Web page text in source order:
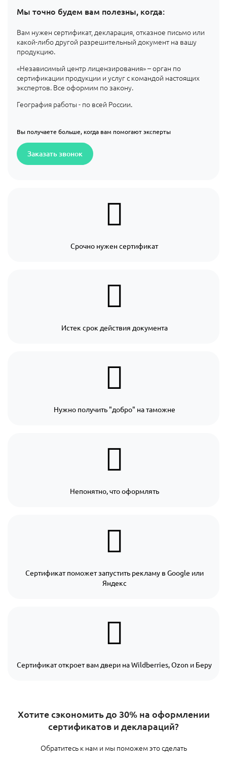
Мы точно будем вам полезны, когда:
Вам нужен сертификат, декларация, отказное письмо или
какой-либо другой разрешительный документ на вашу
продукцию.
«Независимый центр лицензирования» – орган по
сертификации продукции и услуг с командой настоящих
экспертов. Все оформим по закону.
География работы - по всей России.
Вы получаете больше, когда вам помогают эксперты
Заказать звонок
Срочно нужен сертификат
Истек срок действия документа
Нужно получить "добро" на таможне
Непонятно, что оформлять
Сертификат поможет запустить рекламу в Google или
Яндекс
Сертификат откроет вам двери на Wildberries, Ozon и Беру
Хотите сэкономить до 30% на оформлении
сертификатов и деклараций?
Обратитесь к нам и мы поможем это сделать